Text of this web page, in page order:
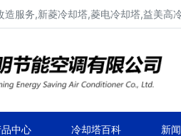
造服务,新菱冷却塔,菱电冷却塔,益美
品中心 冷却塔百科 新